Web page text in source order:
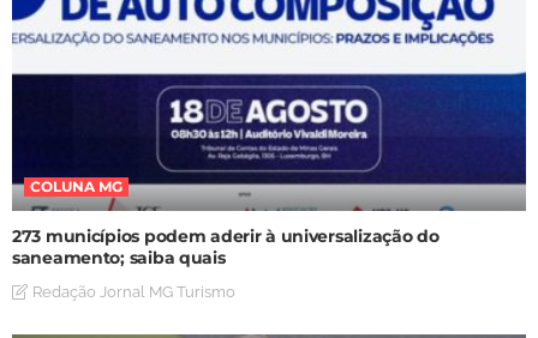
COLUNA MG
273 municípios podem aderir à universalização do
saneamento; saiba quais
Redação Jornal MG Turismo